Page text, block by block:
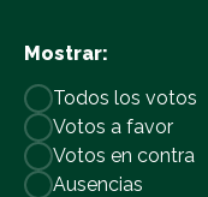
Mostrar:
Todos los votos
Votos a favor
Votos en contra
Ausencias